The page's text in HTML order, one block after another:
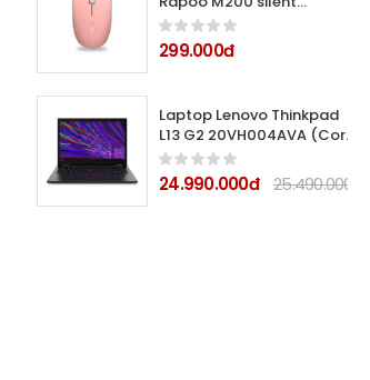
(Hồng)
299.000đ
Laptop Lenovo Thinkpad
L13 G2 20VH004AVA (Core
i7-1165G77/8Gb/ 512Gb
SSD/ 13.3
24.990.000đ 25.490.000đ